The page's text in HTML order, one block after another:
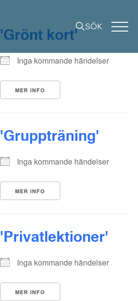
SÖK
'Grönt kort'
Inga kommande händelser
MER INFO
'Gruppträning'
Inga kommande händelser
MER INFO
'Privatlektioner'
Inga kommande händelser
MER INFO